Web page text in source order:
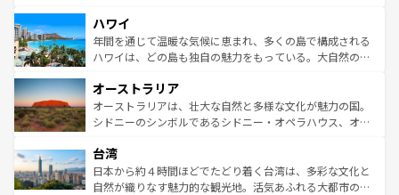
ば市内交通費無料で観光を楽しむこともできる。 なお、新
着のスイス情報はコンテンツ一覧 を参照してほしい。
のような巨大都市は、観光、ショッピング、エンターテイ
ンメントが詰まった刺激的なスポットだ。一方、アメリカ
西部には大自然が広がり、グランドキャニオンやイエロー
部のニューオーリンズでは、音楽と美食が融合した独特の
文化が魅力。旅行者はアメリカの各地域で異なる魅力を楽
しみながら、その多様性と豊かな歴史を感じることができ
ならではの贅沢な旅のスタイルだ。 なお、新着のアメリカ
情報はコンテンツ一覧を参照してほしい。
ハワイ
年間を通じて温暖な気候に恵まれ、多くの島で構成される
ハワイは、どの島も独自の魅力をもっている。大自然の神
ワイ島は見逃せない。また、定番の観光地といえばオアフ
島だが、静かな自然を求めるならマウイ島やカウアイ島が
おすすめ。エメラルドグリーンに輝く海をはじめ、豊かな
れるおもてなしの心で訪れる人々を迎えてくれるハワイの
人々、おいしいローカルフードやハワイアンミュージッ
ク、伝統的なフラダンスなど、すべてがハワイの魅力を彩
オーストラリア
オーストラリアは、壮大な自然と多様な文化が魅力の国。
シドニーのシンボルであるシドニー・オペラハウス、オー
リアリーフや大陸中央部にそびえるウルル（エアーズロッ
ク）、タスマニアの美しい原生林やケアンズの熱帯雨林な
ど、見どころがたくさん。また、カフェやワイン、オージ
台湾
日本から約４時間ほどでたどり着く台湾は、多彩な文化と
自然が織りなす魅力的な観光地。活気あふれる大都市の台